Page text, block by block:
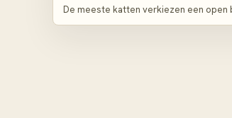
De meeste katten verkiezen een open